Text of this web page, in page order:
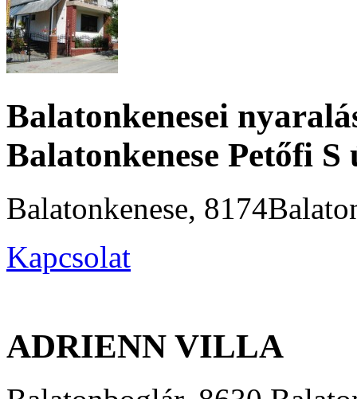
Balatonkenesei
Balatonkenese Petőfi S
Balatonkenese,
Kapcsolat
ADRIENN VILLA